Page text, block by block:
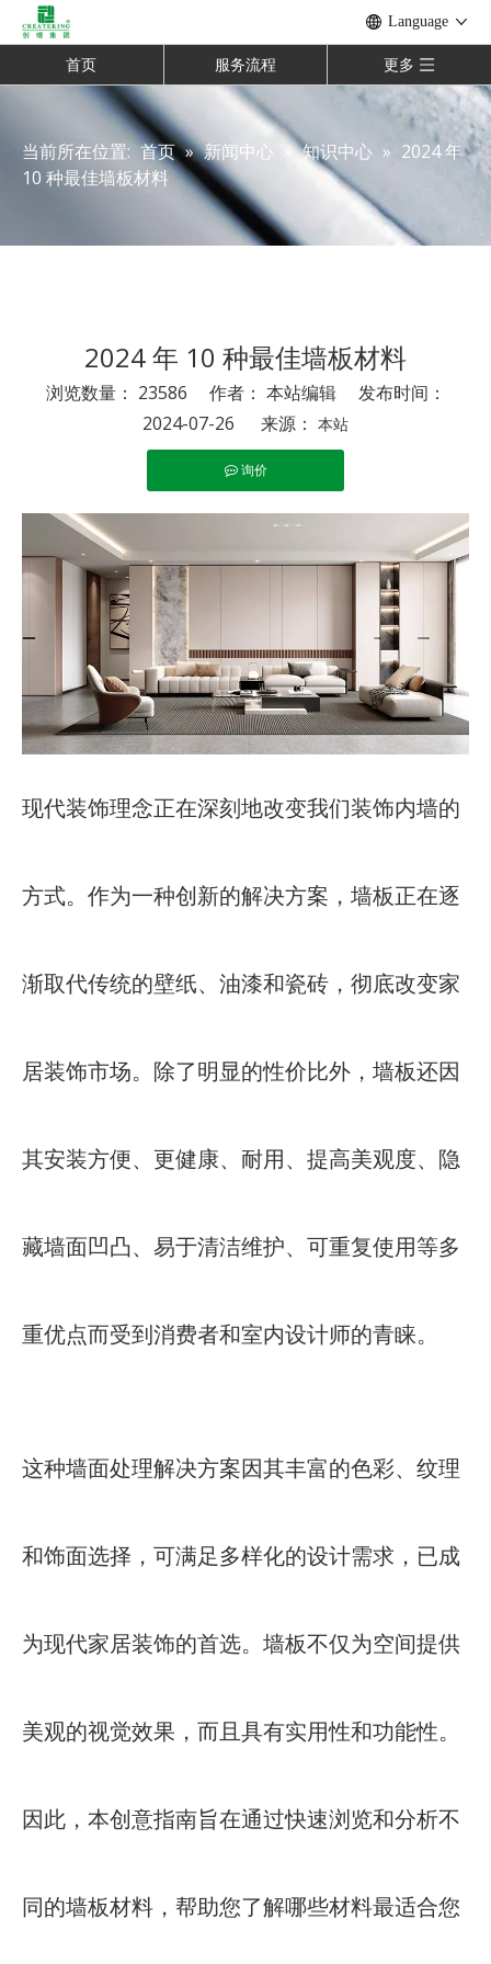
Language
首页 服务流程 更多
当前所在位置: 首页 » 新闻中心 » 知识中心 » 2024 年
10 种最佳墙板材料
2024 年 10 种最佳墙板材料
浏览数量： 23586 作者： 本站编辑 发布时间：
2024-07-26 来源： 本站
询价
现代装饰理念正在深刻地改变我们装饰内墙的
方式。作为一种创新的解决方案，墙板正在逐
渐取代传统的壁纸、油漆和瓷砖，彻底改变家
居装饰市场。除了明显的性价比外，墙板还因
其安装方便、更健康、耐用、提高美观度、隐
藏墙面凹凸、易于清洁维护、可重复使用等多
重优点而受到消费者和室内设计师的青睐。
这种墙面处理解决方案因其丰富的色彩、纹理
和饰面选择，可满足多样化的设计需求，已成
为现代家居装饰的首选。墙板不仅为空间提供
美观的视觉效果，而且具有实用性和功能性。
因此，本创意指南旨在通过快速浏览和分析不
同的墙板材料，帮助您了解哪些材料最适合您